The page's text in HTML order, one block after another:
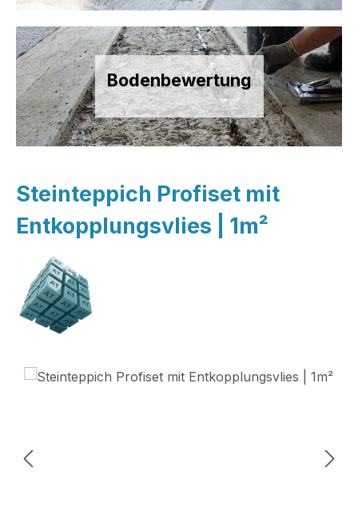
Bodenbewertung
Steinteppich Profiset mit
Entkopplungsvlies | 1m²